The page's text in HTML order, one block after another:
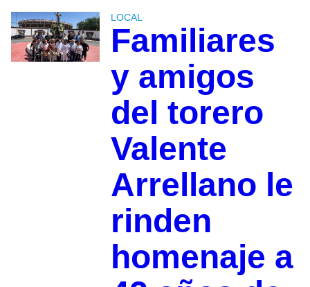
LOCAL
Familiares
y amigos
del torero
Valente
Arrellano le
rinden
homenaje a